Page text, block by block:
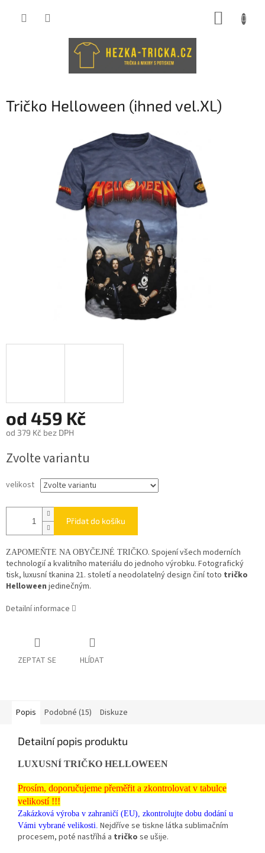
Tričko Helloween (ihned vel.XL)
od 459 Kč
od 379 Kč bez DPH
cena:
Zvolte variantu
velikost
Přidat do košíku
ZAPOMEŇTE NA OBYČEJNÉ TRIČKO. Spojení všech moderních
technologií a kvalitního materiálu do jednoho výrobku. Fotografický
tisk, luxusní tkanina 21. století a neodolatelný design činí toto tričko
Helloween jedinečným.
Detailní informace
ZEPTAT SE HLÍDAT
Popis Podobné (15) Diskuze
Detailní popis produktu
LUXUSNÍ TRIČKO HELLOWEEN
Prosím, doporučujeme přeměřit a zkontrolovat v tabulce
velikostí !!!
Zakázková výroba v zahraničí (EU), zkontrolujte dobu dodání u
Vámi vybrané velikosti. Nejdříve se tiskne látka sublimačním
procesem, poté nastříhá a tričko se ušije.